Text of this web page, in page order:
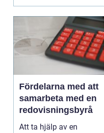
Fördelarna med att
samarbeta med en
redovisningsbyrå
Att ta hjälp av en